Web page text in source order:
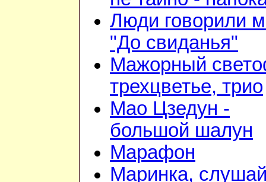
Люди говорили
"До свиданья"
Мажорный
трехцветье, трио
Мао Цзедун -
большой шалун
Марафон
Маринка,